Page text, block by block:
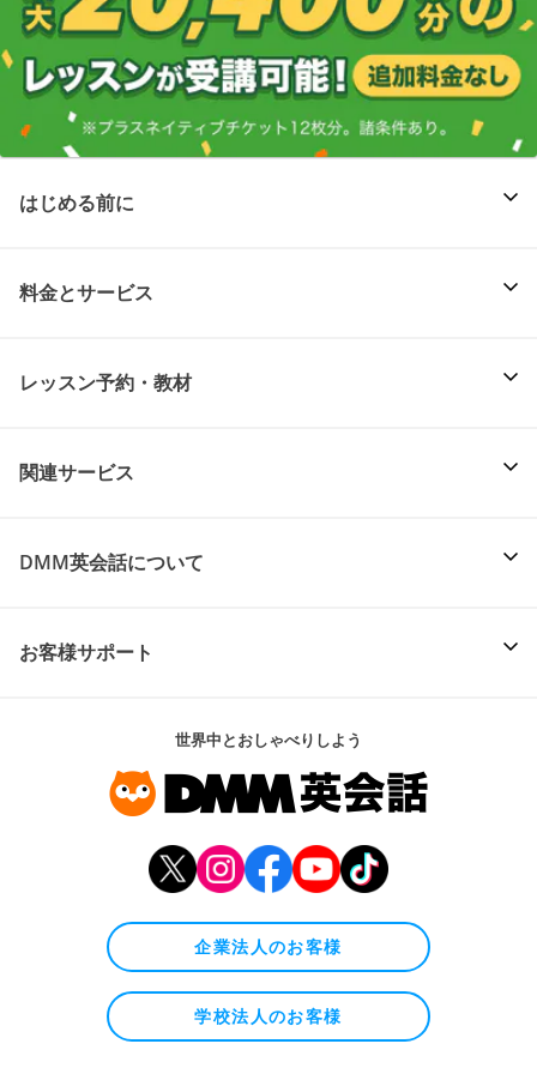
はじめる前に
料金とサービス
レッスン予約・教材
関連サービス
DMM英会話について
お客様サポート
世界中とおしゃべりしよう
企業法人のお客様
学校法人のお客様